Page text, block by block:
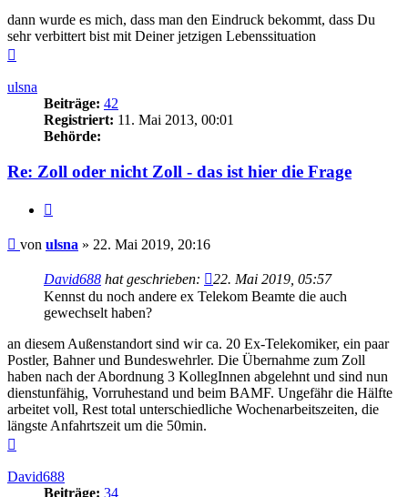
dann wurde es mich, dass man den Eindruck bekommt, dass Du
sehr verbittert bist mit Deiner jetzigen Lebenssituation
ulsna
Beiträge: 42
Registriert: 11. Mai 2013, 00:01
Behörde:
Re: Zoll oder nicht Zoll - das ist hier die Frage
Beitrag
von ulsna » 22. Mai 2019, 20:16
David688 hat geschrieben:
22. Mai 2019, 05:57
Kennst du noch andere ex Telekom Beamte die auch
gewechselt haben?
an diesem Außenstandort sind wir ca. 20 Ex-Telekomiker, ein paar
Postler, Bahner und Bundeswehrler. Die Übernahme zum Zoll
haben nach der Abordnung 3 KollegInnen abgelehnt und sind nun
dienstunfähig, Vorruhestand und beim BAMF. Ungefähr die Hälfte
arbeitet voll, Rest total unterschiedliche Wochenarbeitszeiten, die
längste Anfahrtszeit um die 50min.
David688
Beiträge: 34